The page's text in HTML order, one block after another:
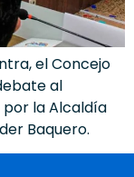
el Concejo
al
por la Alcaldía
Baquero.